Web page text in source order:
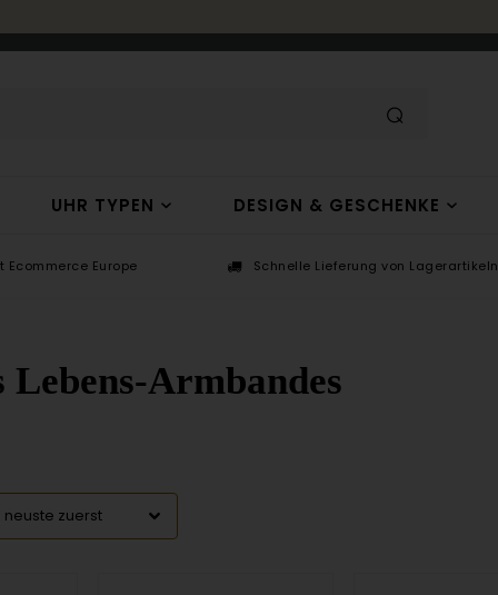
UHR TYPEN DESIGN & GESCHENKE
Ecommerce Europe Schnelle Lieferung von Lagerartikeln
Lebens-Armbandes